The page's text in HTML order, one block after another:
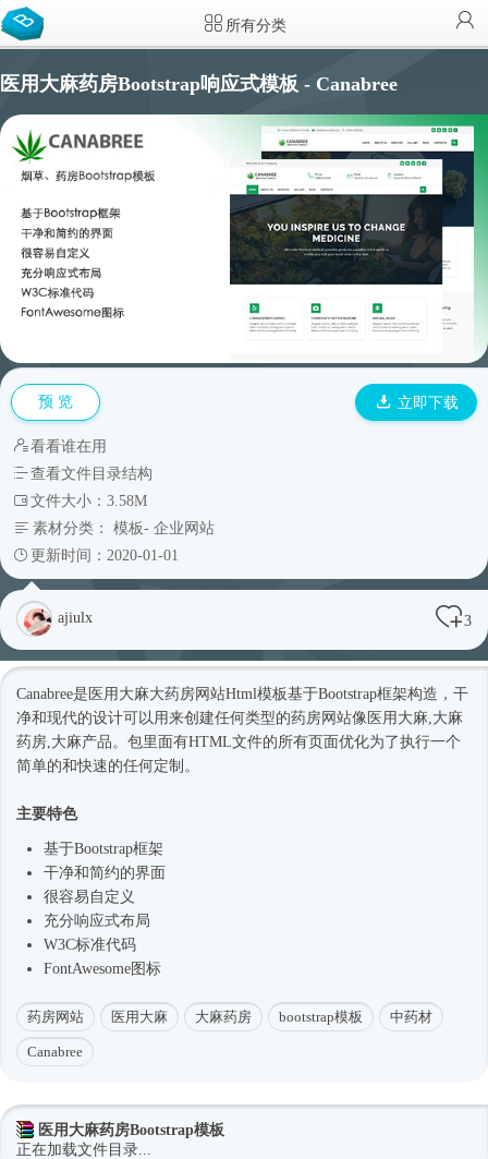
所有分类
医用大麻药房Bootstrap响应式模板 - Canabree
预 览 立即下载
看看谁在用
查看文件目录结构
文件大小：3.58M
素材分类： 模板- 企业网站
更新时间：2020-01-01
ajiulx 3
Canabree是医用大麻大药房网站Html模板基于Bootstrap框架构造，干
净和现代的设计可以用来创建任何类型的药房网站像医用大麻,大麻
药房,大麻产品。包里面有HTML文件的所有页面优化为了执行一个
简单的和快速的任何定制。
主要特色
基于Bootstrap框架
干净和简约的界面
很容易自定义
充分响应式布局
W3C标准代码
FontAwesome图标
药房网站 医用大麻 大麻药房 bootstrap模板 中药材
Canabree
医用大麻药房Bootstrap模板
正在加载文件目录...